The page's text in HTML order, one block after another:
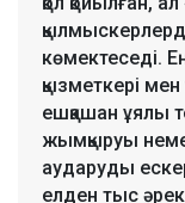
көмектеседі.
қызметкері мен
ешқашан ұялы
жымқыруы
аударуды
елден тыс